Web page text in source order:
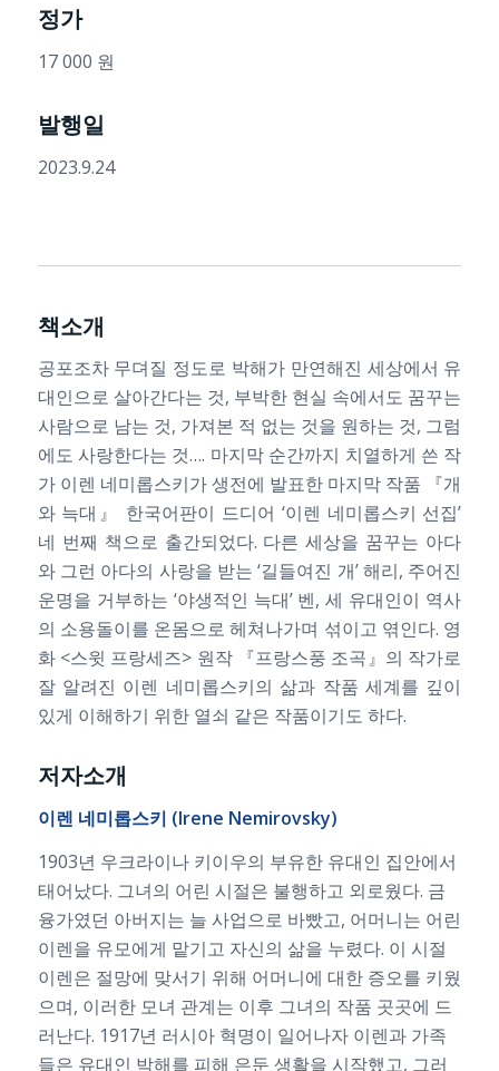
정가
17 000 원
발행일
2023.9.24
책소개
공포조차 무뎌질 정도로 박해가 만연해진 세상에서 유
대인으로 살아간다는 것, 부박한 현실 속에서도 꿈꾸는
사람으로 남는 것, 가져본 적 없는 것을 원하는 것, 그럼
에도 사랑한다는 것…. 마지막 순간까지 치열하게 쓴 작
가 이렌 네미롭스키가 생전에 발표한 마지막 작품 『개
와 늑대』 한국어판이 드디어 ‘이렌 네미롭스키 선집’
네 번째 책으로 출간되었다. 다른 세상을 꿈꾸는 아다
와 그런 아다의 사랑을 받는 ‘길들여진 개’ 해리, 주어진
운명을 거부하는 ‘야생적인 늑대’ 벤, 세 유대인이 역사
의 소용돌이를 온몸으로 헤쳐나가며 섞이고 엮인다. 영
화 <스윗 프랑세즈> 원작 『프랑스풍 조곡』의 작가로
잘 알려진 이렌 네미롭스키의 삶과 작품 세계를 깊이
있게 이해하기 위한 열쇠 같은 작품이기도 하다.
저자소개
이렌 네미롭스키 (Irene Nemirovsky)
1903년 우크라이나 키이우의 부유한 유대인 집안에서
태어났다. 그녀의 어린 시절은 불행하고 외로웠다. 금
융가였던 아버지는 늘 사업으로 바빴고, 어머니는 어린
이렌을 유모에게 맡기고 자신의 삶을 누렸다. 이 시절
이렌은 절망에 맞서기 위해 어머니에 대한 증오를 키웠
으며, 이러한 모녀 관계는 이후 그녀의 작품 곳곳에 드
러난다. 1917년 러시아 혁명이 일어나자 이렌과 가족
들은 유대인 박해를 피해 은둔 생활을 시작했고, 그러